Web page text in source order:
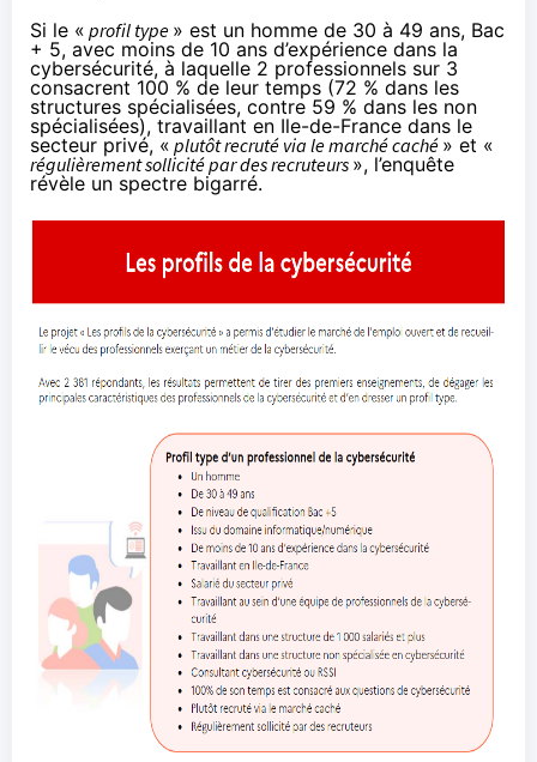
Si le « profil type » est un homme de 30 à 49 ans, Bac
+ 5, avec moins de 10 ans d’expérience dans la
cybersécurité, à laquelle 2 professionnels sur 3
consacrent 100 % de leur temps (72 % dans les
structures spécialisées, contre 59 % dans les non
spécialisées), travaillant en Ile-de-France dans le
secteur privé, « plutôt recruté via le marché caché » et «
régulièrement sollicité par des recruteurs », l’enquête
révèle un spectre bigarré.